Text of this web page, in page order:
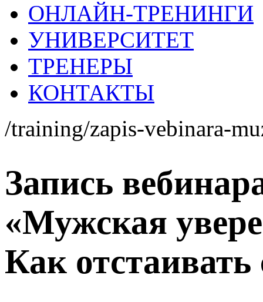
ОНЛАЙН-ТРЕНИНГИ
УНИВЕРСИТЕТ
ТРЕНЕРЫ
КОНТАКТЫ
/training/zapis-vebinara-
Запись
«Мужская
Как